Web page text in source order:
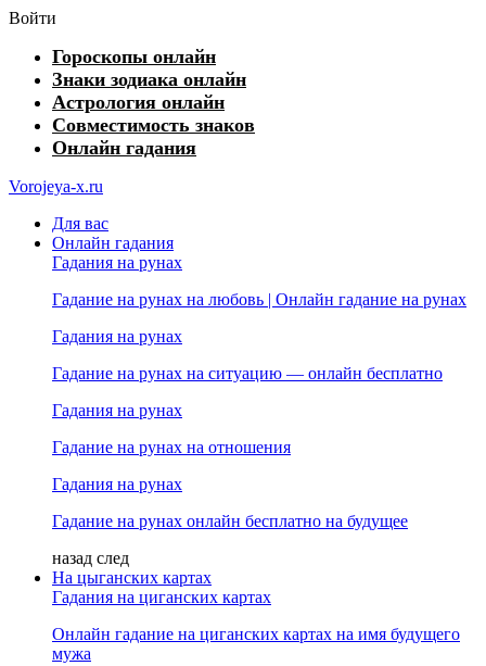
Войти
Гороскопы онлайн
Знаки зодиака онлайн
Астрология онлайн
Совместимость знаков
Онлайн гадания
Vorojeya-x.ru
Для вас
Онлайн гадания
Гадания на рунах
Гадание на рунах на любовь | Онлайн гадание на рунах
Гадания на рунах
Гадание на рунах на ситуацию — онлайн бесплатно
Гадания на рунах
Гадание на рунах на отношения
Гадания на рунах
Гадание на рунах онлайн бесплатно на будущее
назад след
На цыганских картах
Гадания на циганских картах
Онлайн гадание на циганских картах на имя будущего
мужа